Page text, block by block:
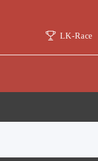
LK-Race